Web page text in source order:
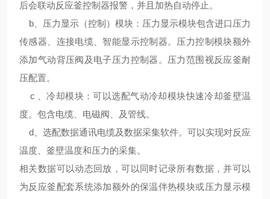
后会联动反应釜控制器报警，并且加热自动停止。
b、压力显示（控制）模块：压力显示模块包含进口压力
传感器、连接电缆、智能显示控制器。压力控制模块额外
添加气动背压阀及电子压力控制器。压力范围视反应釜耐
压配置。
c 、冷却模块：可以选配气动冷却模块快速冷却釜壁温
度。包含电缆、电磁阀、及管线。
d、选配数据通讯电缆及数据采集软件。可以实现对反应
温度、釜壁温度和压力的采集。
相关数据可以动态回放，可以同时记录所有数据，并可以
为反应釜配套系统添加额外的保温伴热模块或压力显示模